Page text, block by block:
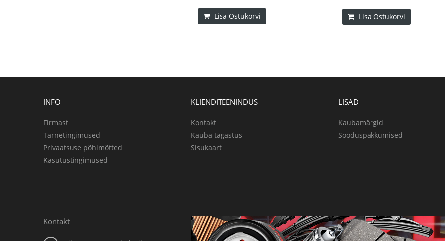
Lisa Ostukorvi Lisa Ostukorvi
INFO
Firmast
Tarnetingimused
Privaatsuse põhimõtted
Kasutustingimused
KLIENDITEENINDUS
Kontakt
Kauba tagastus
Sisukaart
LISAD
Kaubamärgid
Sooduspakkumised
Kontakt